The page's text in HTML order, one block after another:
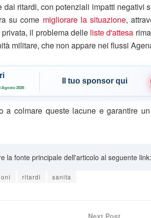
dai ritardi, con potenziali impatti negativi
su come migliorare la situazione,
il problema delle liste d'attesa
militare, che non appare nei flussi
Agosto 2026
Il tuo sponsor qui
a colmare queste lacune e garantire
la fonte principale dell'articolo al seguente link:
ritardi sanita
Next Post